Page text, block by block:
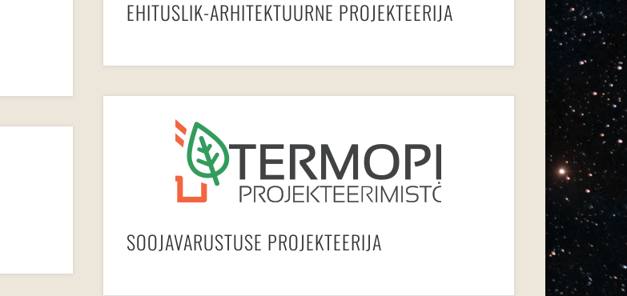
EHITUSLIK-ARHITEKTUURNE PROJEKTEERIJA
SOOJAVARUSTUSE PROJEKTEERIJA